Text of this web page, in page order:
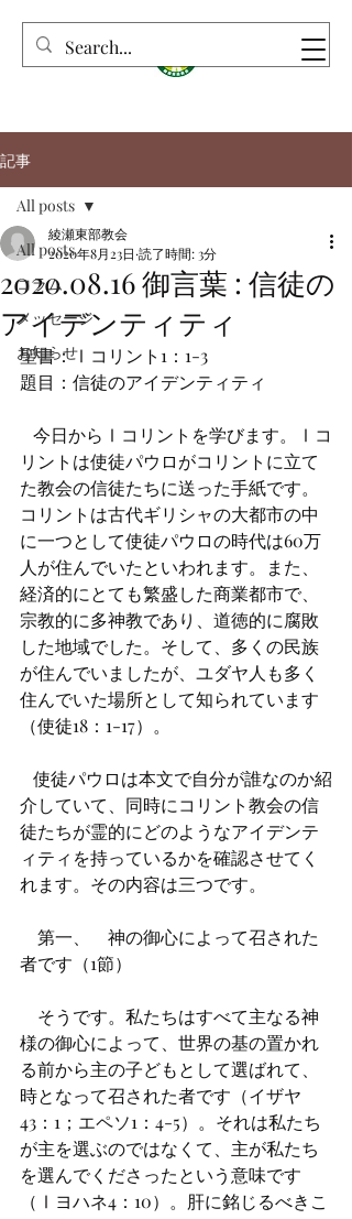
記事
All posts
コラム
メッセージ
お知らせ
All posts
2020.08.16 御言葉 : 信徒の
アイデンティティ
綾瀬東部教会
2020年8月23日 読了時間: 3分
聖書：Ⅰコリント1：1-3
題目：信徒のアイデンティティ
リントは使徒パウロがコリントに立て
た教会の信徒たちに送った手紙です。
コリントは古代ギリシャの大都市の中
に一つとして使徒パウロの時代は60万
人が住んでいたといわれます。また、
経済的にとても繁盛した商業都市で、
宗教的に多神教であり、道徳的に腐敗
した地域でした。そして、多くの民族
が住んでいましたが、ユダヤ人も多く
住んでいた場所として知られています
（使徒18：1-17）。
介していて、同時にコリント教会の信
徒たちが霊的にどのようなアイデンテ
ィティを持っているかを確認させてく
れます。その内容は三つです。
者です（1節）
様の御心によって、世界の基の置かれ
る前から主の子どもとして選ばれて、
時となって召された者です（イザヤ
43：1；エペソ1：4-5）。それは私たち
が主を選ぶのではなくて、主が私たち
を選んでくださったという意味です
（Ⅰヨハネ4：10）。肝に銘じるべきこ